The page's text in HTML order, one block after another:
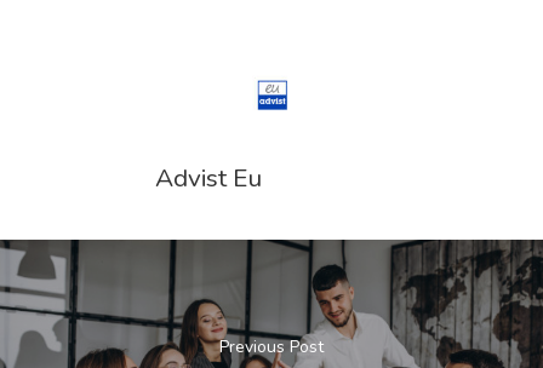
Advist Eu
Previous Post